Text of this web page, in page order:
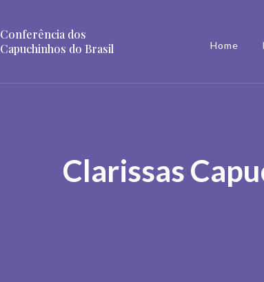
Conferência dos
Capuchinhos do Brasil
Home
Clarissas